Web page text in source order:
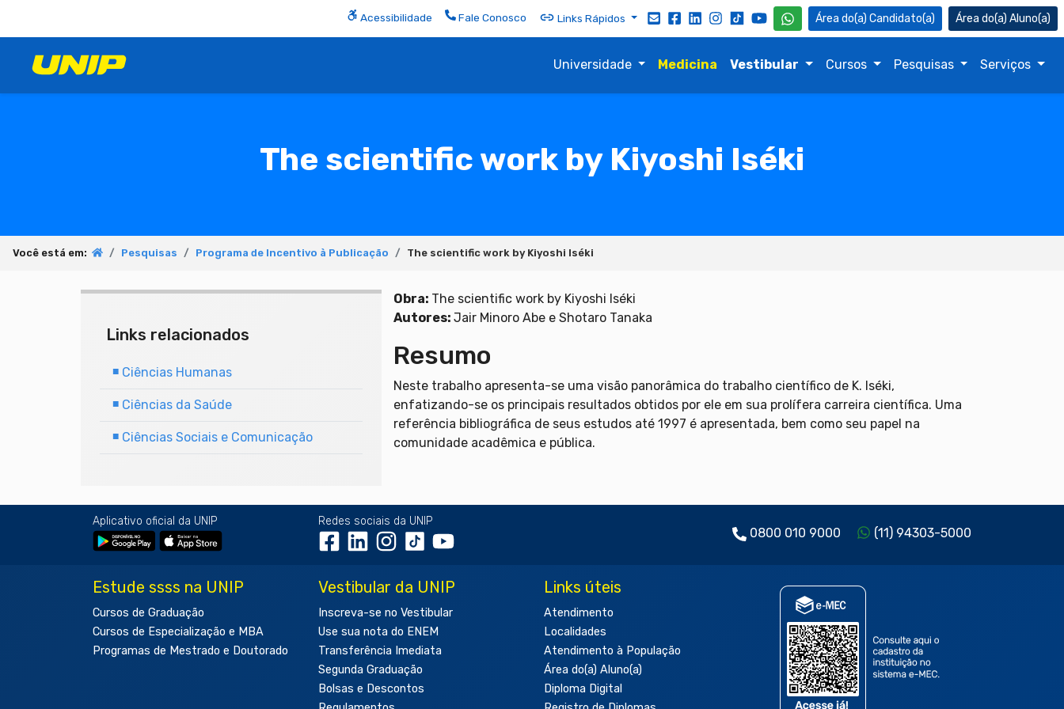
Acessibilidade Fale Conosco Links Rápidos Candidato(a) Aluno(a)
Universidade Medicina Vestibular Cursos Pesquisas Serviços
The scientific work by Kiyoshi Iséki
Você está em: Pesquisas Programa de Incentivo à Publicação The scientific work by Kiyoshi Iséki
Links relacionados
■ Ciências Humanas
■ Ciências da Saúde
■ Ciências Sociais e Comunicação
Obra: The scientific work by Kiyoshi Iséki
Autores: Jair Minoro Abe e Shotaro Tanaka
Resumo
Neste trabalho apresenta-se uma visão panorâmica do trabalho científico de K. Iséki,
enfatizando-se os principais resultados obtidos por ele em sua prolífera carreira científica. Uma
referência bibliográfica de seus estudos até 1997 é apresentada, bem como seu papel na
comunidade acadêmica e pública.
Aplicativo oficial da UNIP Redes sociais da UNIP
0800 010 9000 (11) 94303-5000
Estude ssss na UNIP
Cursos de Graduação
Cursos de Especialização e MBA
Programas de Mestrado e Doutorado
Vestibular da UNIP
Inscreva-se no Vestibular
Use sua nota do ENEM
Transferência Imediata
Segunda Graduação
Bolsas e Descontos
Links úteis
Atendimento
Localidades
Atendimento à População
Área do(a) Aluno(a)
Diploma Digital